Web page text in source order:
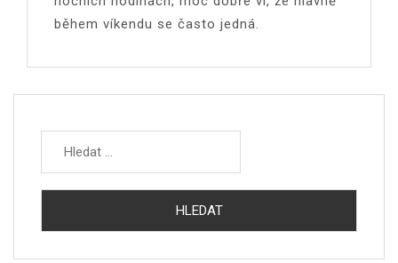
během víkendu se často jedná.
Vyhledávání